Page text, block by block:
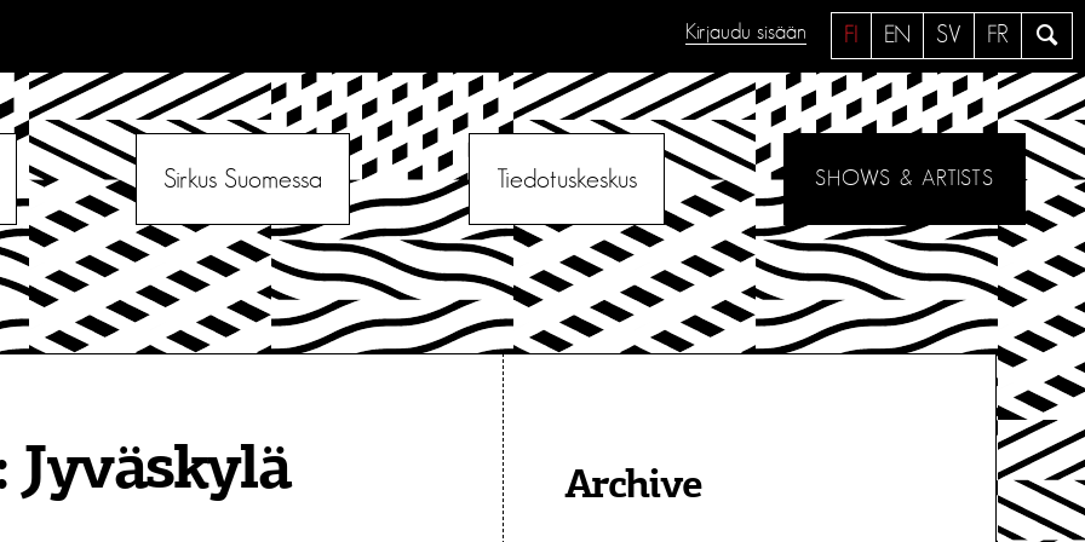
a
e
FI EN SV FR
Kirjaudu sisään
Sirkus Suomessa Tiedotuskeskus SHOWS & ARTISTS
Jyväskylä Archive